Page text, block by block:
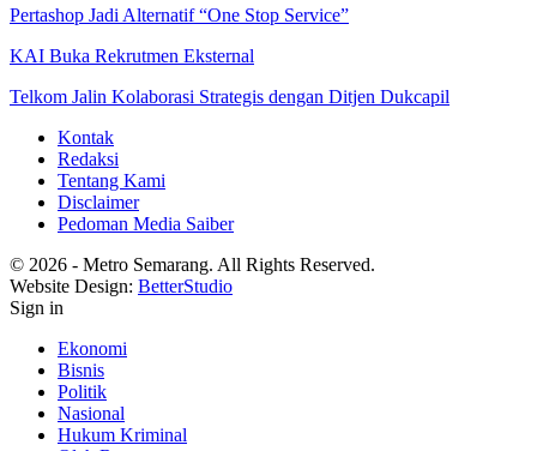
Pertashop Jadi Alternatif “One Stop Service”
KAI Buka Rekrutmen Eksternal
Telkom Jalin Kolaborasi Strategis dengan Ditjen Dukcapil
Kontak
Redaksi
Tentang Kami
Disclaimer
Pedoman Media Saiber
© 2026 - Metro Semarang. All Rights Reserved.
Website Design: BetterStudio
Sign in
Ekonomi
Bisnis
Politik
Nasional
Hukum Kriminal